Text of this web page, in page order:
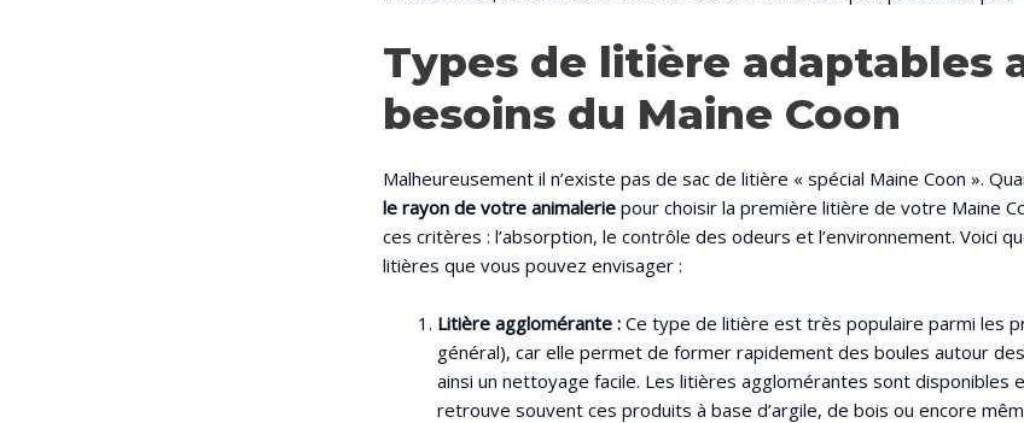
Types de litière adaptables
besoins du Maine Coon
Malheureusement il n’existe pas de sac de litière « spécial Maine Coon ».
le rayon de votre animalerie pour choisir la première litière de votre Maine
ces critères : l’absorption, le contrôle des odeurs et l’environnement. Voici
litières que vous pouvez envisager :
Litière agglomérante : Ce type de litière est très populaire parmi les
général), car elle permet de former rapidement des boules autour
ainsi un nettoyage facile. Les litières agglomérantes sont disponibles
retrouve souvent ces produits à base d’argile, de bois ou encore